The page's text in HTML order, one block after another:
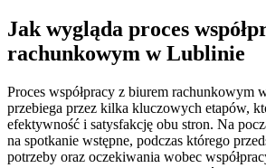
Jak wygląda proces
rachunkowym w Lublinie
Proces współpracy z biurem rachunkowym
przebiega przez kilka kluczowych etapów,
efektywność i satysfakcję obu stron. Na
na spotkanie wstępne, podczas którego
potrzeby oraz oczekiwania wobec